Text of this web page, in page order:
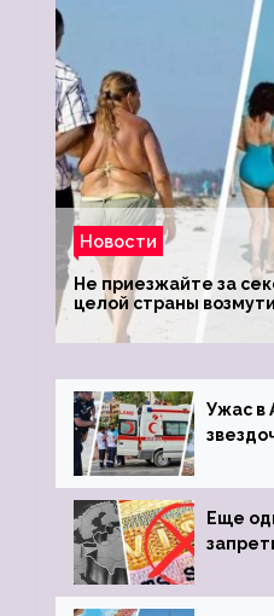
Новости
Не приезжайте за
целой страны
туристки массово
обзавестись
Ужас в
Еще